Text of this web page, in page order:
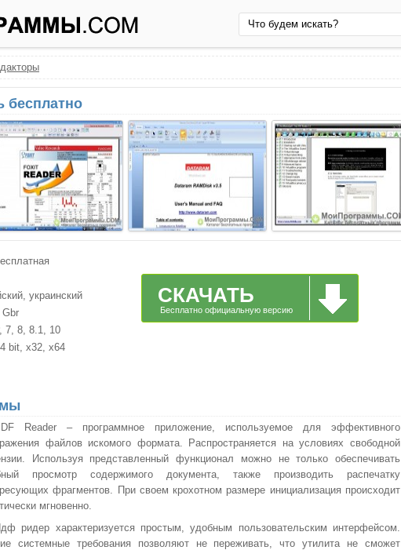
бесплатно
украинский
Gbr
7, 8, 8.1, 10
bit, x32, x64
СКАЧАТЬ
Бесплатно официальную версию
Reader – программное приложение, используемое для эффективного
файлов искомого формата. Распространяется на условиях свободной
Используя представленный функционал можно не только обеспечивать
просмотр содержимого документа, также производить распечатку
фрагментов. При своем крохотном размере инициализация происходит
мгновенно.
ридер характеризуется простым, удобным пользовательским интерфейсом.
системные требования позволяют не переживать, что утилита не сможет